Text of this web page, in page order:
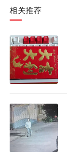
相关推荐